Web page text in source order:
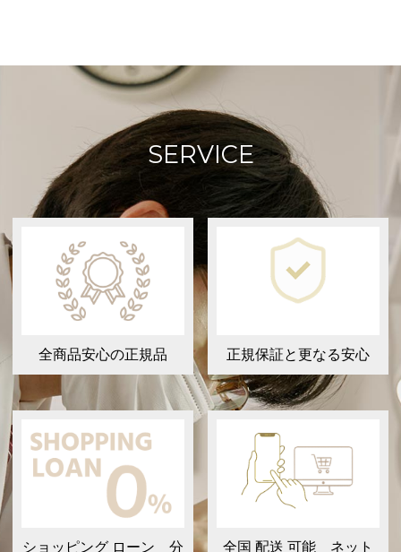
SERVICE
全商品安心の正規品 正規保証と更なる安心
ショッピング ローン 分 全国 配送 可能 ネット